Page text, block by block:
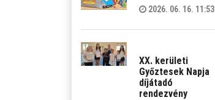
2026. 06. 16. 11:53
XX. kerületi
Győztesek Napja
díjátadó
rendezvény